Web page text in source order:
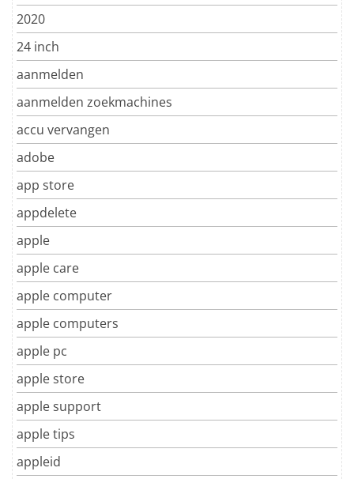
2020
24 inch
aanmelden
aanmelden zoekmachines
accu vervangen
adobe
app store
appdelete
apple
apple care
apple computer
apple computers
apple pc
apple store
apple support
apple tips
appleid